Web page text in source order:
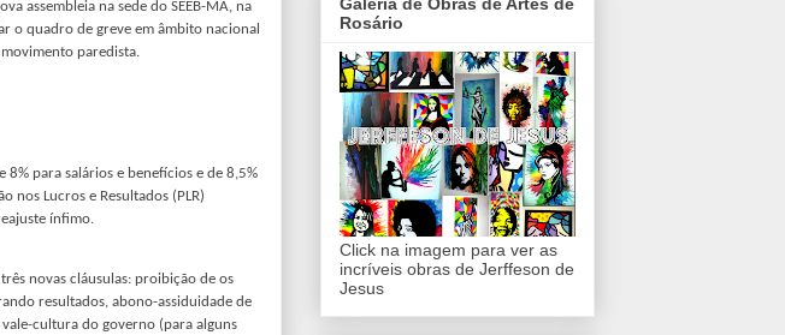
assembleia na sede do SEEB-MA, na
o quadro de greve em âmbito nacional
paredista.
8% para salários e benefícios e de 8,5%
nos Lucros e Resultados (PLR)
ínfimo.
novas cláusulas: proibição de os
resultados, abono-assiduidade de
cultura do governo (para alguns
Rosário
Click na imagem para ver as
incríveis obras de Jerffeson de
Jesus